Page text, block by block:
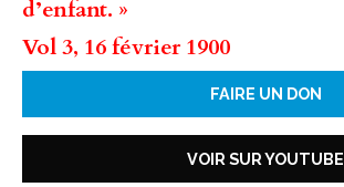
d’enfant. »
Vol 3, 16 février 1900
FAIRE UN DON
VOIR SUR YOUTUBE